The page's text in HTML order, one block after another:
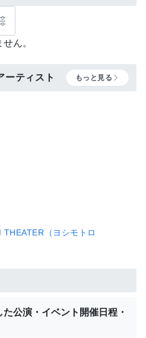
ん。
ーティスト もっと見る
（ヨシモトロ
公演・イベント開催日程・